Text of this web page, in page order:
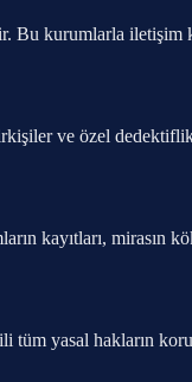
Bu kurumlarla iletişim
ve özel
kayıtları, mirasın
yasal hakların